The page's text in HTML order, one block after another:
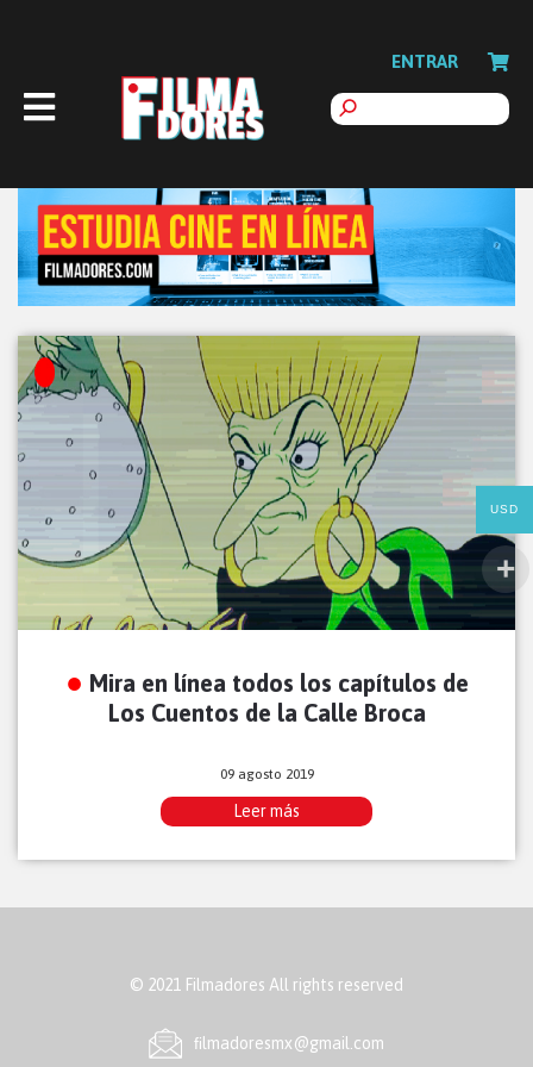
ENTRAR
Mira en línea todos los capítulos de
Los Cuentos de la Calle Broca
09 agosto 2019
Leer más
© 2021 Filmadores All rights reserved
ﬁlmadoresmx@gmail.com
USD